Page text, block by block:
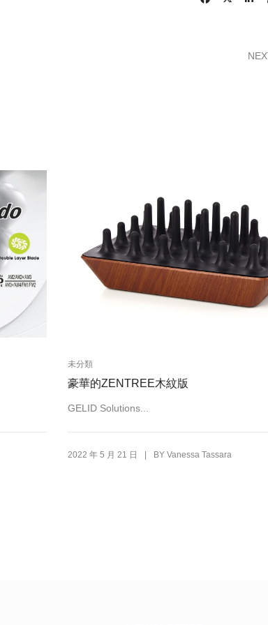
未分類
豪華的ZENTREE木紋版
GELID Solutions...
2022 年 5 月 21 日 | BY Vanessa Tassara